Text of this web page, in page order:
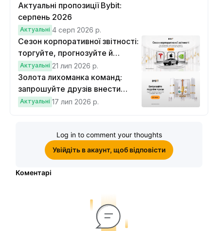
Актуальні пропозиції Bybit:
серпень 2026
Актуальні 4 серп 2026 р.
Сезон корпоративної звітності:
торгуйте, прогнозуйте й
вигравайте Cybertruck
Актуальні 21 лип 2026 р.
Золота лихоманка команд:
запрошуйте друзів внести
депозит на $100 і торгувати на
Актуальні 17 лип 2026 р.
Log in to comment your thoughts
Увійдіть в акаунт, щоб відповісти
Коментарі